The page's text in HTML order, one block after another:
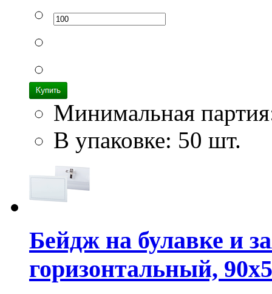
Минимальная
В упаковке: 50 шт.
Бейдж на булавке и
горизонтальный,